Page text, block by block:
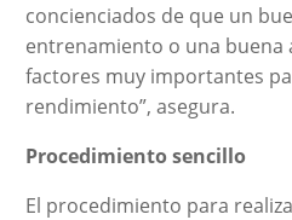
concienciados de que un
entrenamiento o una buena
factores muy importantes
rendimiento”, asegura.
Procedimiento sencillo
El procedimiento para